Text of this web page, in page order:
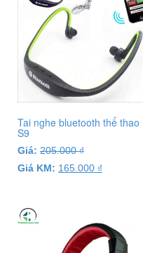
Tai nghe bluetooth thể thao
S9
Giá: 205.000₫
Giá KM: 165.000 ₫